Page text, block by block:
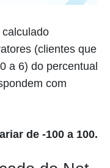
(clientes que
a 6) do percentual
com
de -100 a 100.